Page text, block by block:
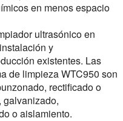
en menos espacio
ultrasónico en
y
existentes. Las
de limpieza WTC950 son
rectificado o
galvanizado,
o aislamiento.